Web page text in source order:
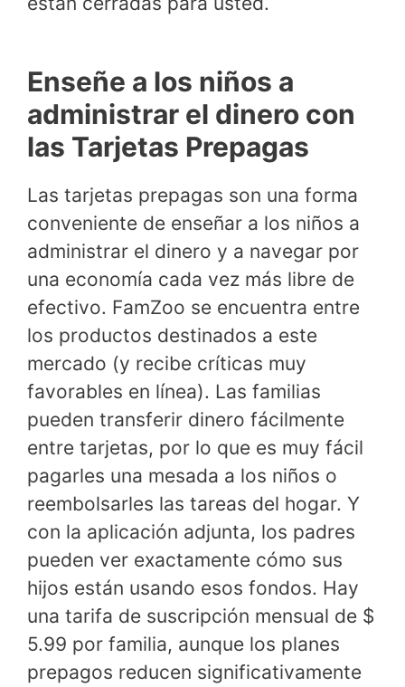
Enseñe a los niños a
administrar el dinero con
las Tarjetas Prepagas
Las tarjetas prepagas son una forma
conveniente de enseñar a los niños a
administrar el dinero y a navegar por
una economía cada vez más libre de
efectivo. FamZoo se encuentra entre
los productos destinados a este
mercado (y recibe críticas muy
favorables en línea). Las familias
pueden transferir dinero fácilmente
entre tarjetas, por lo que es muy fácil
pagarles una mesada a los niños o
reembolsarles las tareas del hogar. Y
con la aplicación adjunta, los padres
pueden ver exactamente cómo sus
hijos están usando esos fondos. Hay
una tarifa de suscripción mensual de $
5.99 por familia, aunque los planes
prepagos reducen significativamente